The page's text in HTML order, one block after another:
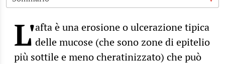
L'afta è una erosione o ulcerazione tipica
delle mucose (che sono zone di epitelio
più sottile e meno cheratinizzato) che può